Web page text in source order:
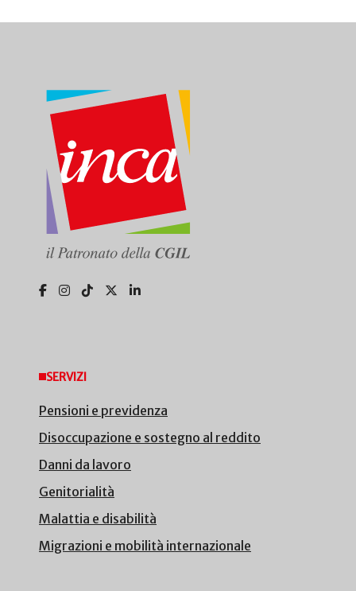
SERVIZI
Pensioni e previdenza
Disoccupazione e sostegno al reddito
Danni da lavoro
Genitorialità
Malattia e disabilità
Migrazioni e mobilità internazionale